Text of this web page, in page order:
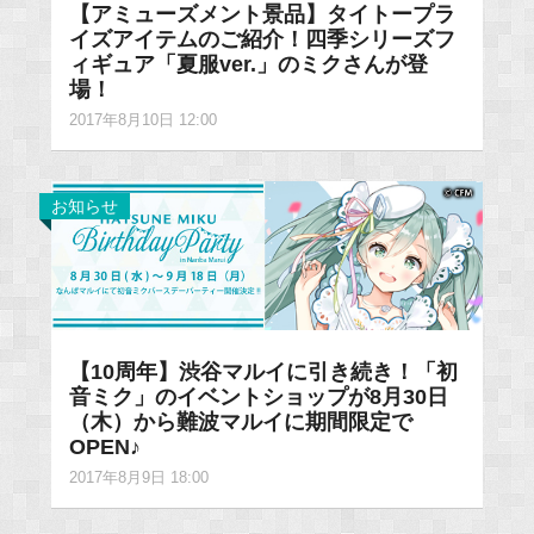
【アミューズメント景品】タイトープラ
イズアイテムのご紹介！四季シリーズフ
ィギュア「夏服ver.」のミクさんが登
場！
2017年8月10日 12:00
お知らせ
【10周年】渋谷マルイに引き続き！「初
音ミク」のイベントショップが8月30日
（木）から難波マルイに期間限定で
OPEN♪
2017年8月9日 18:00